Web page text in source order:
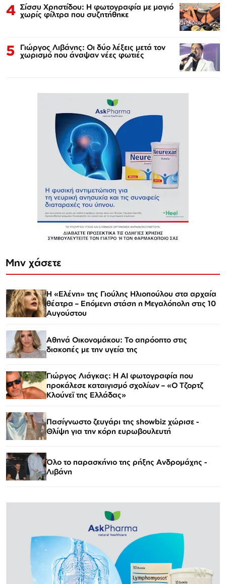
4 Σίσσυ Χρηστίδου: Η φωτογραφία με μαγιό
χωρίς φίλτρα που συζητήθηκε
5 Γιώργος Λιβάνης: Οι δύο λέξεις μετά τον
χωρισμό που άναψαν νέες φωτιές
Μην χάσετε
Η «Ελένη» της Γιούλης Ηλιοπούλου στα αρχαία
θέατρα – Επόμενη στάση η Μεγαλόπολη στις 10
Αυγούστου
Αθηνά Οικονομάκου: Το απρόοπτο στις
διακοπές με την υγεία της
Γιώργος Λιάγκας: Η AI φωτογραφία που
προκάλεσε καταιγισμό σχολίων – «Ο Τζορτζ
Κλούνεϊ της Ελλάδας»
Πασίγνωστο ζευγάρι της showbiz χώρισε -
Θλίψη για την κόρη ευρωβουλευτή
Όλο το παρασκήνιο της ρήξης Ανδρομάχης -
Λιβάνη